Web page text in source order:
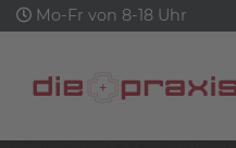
Mo-Fr von 8-18 Uhr